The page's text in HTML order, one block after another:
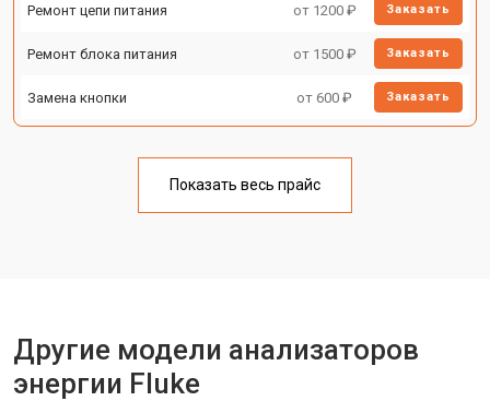
Ремонт цепи питания от 1200 ₽ Заказать
Ремонт блока питания от 1500 ₽ Заказать
Замена кнопки от 600 ₽ Заказать
Показать весь прайс
Другие модели анализаторов
энергии Fluke